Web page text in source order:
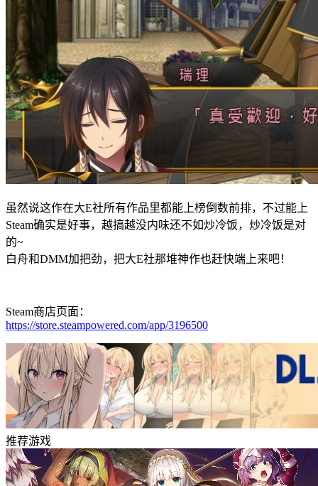
虽然说这作在大E社所有作品里都能上榜倒数前排，不过能上
Steam确实是好事，越搞越没内味还不如炒冷饭，炒冷饭是对
的~
白舟和DMM加把劲，把大E社那堆神作也赶快端上来吧！
Steam商店页面：
https://store.steampowered.com/app/3196500
推荐游戏